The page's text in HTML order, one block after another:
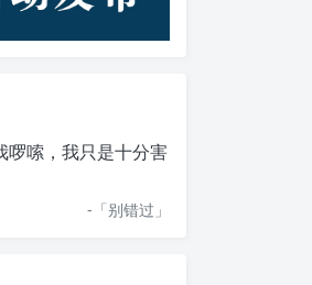
啰嗦，我只是十分害
-「别错过 」